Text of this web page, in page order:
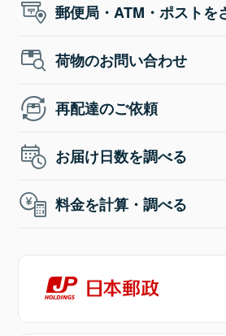
郵便局・ATM・ポストを
荷物のお問い合わせ
再配達のご依頼
お届け日数を調べる
料金を計算・調べる